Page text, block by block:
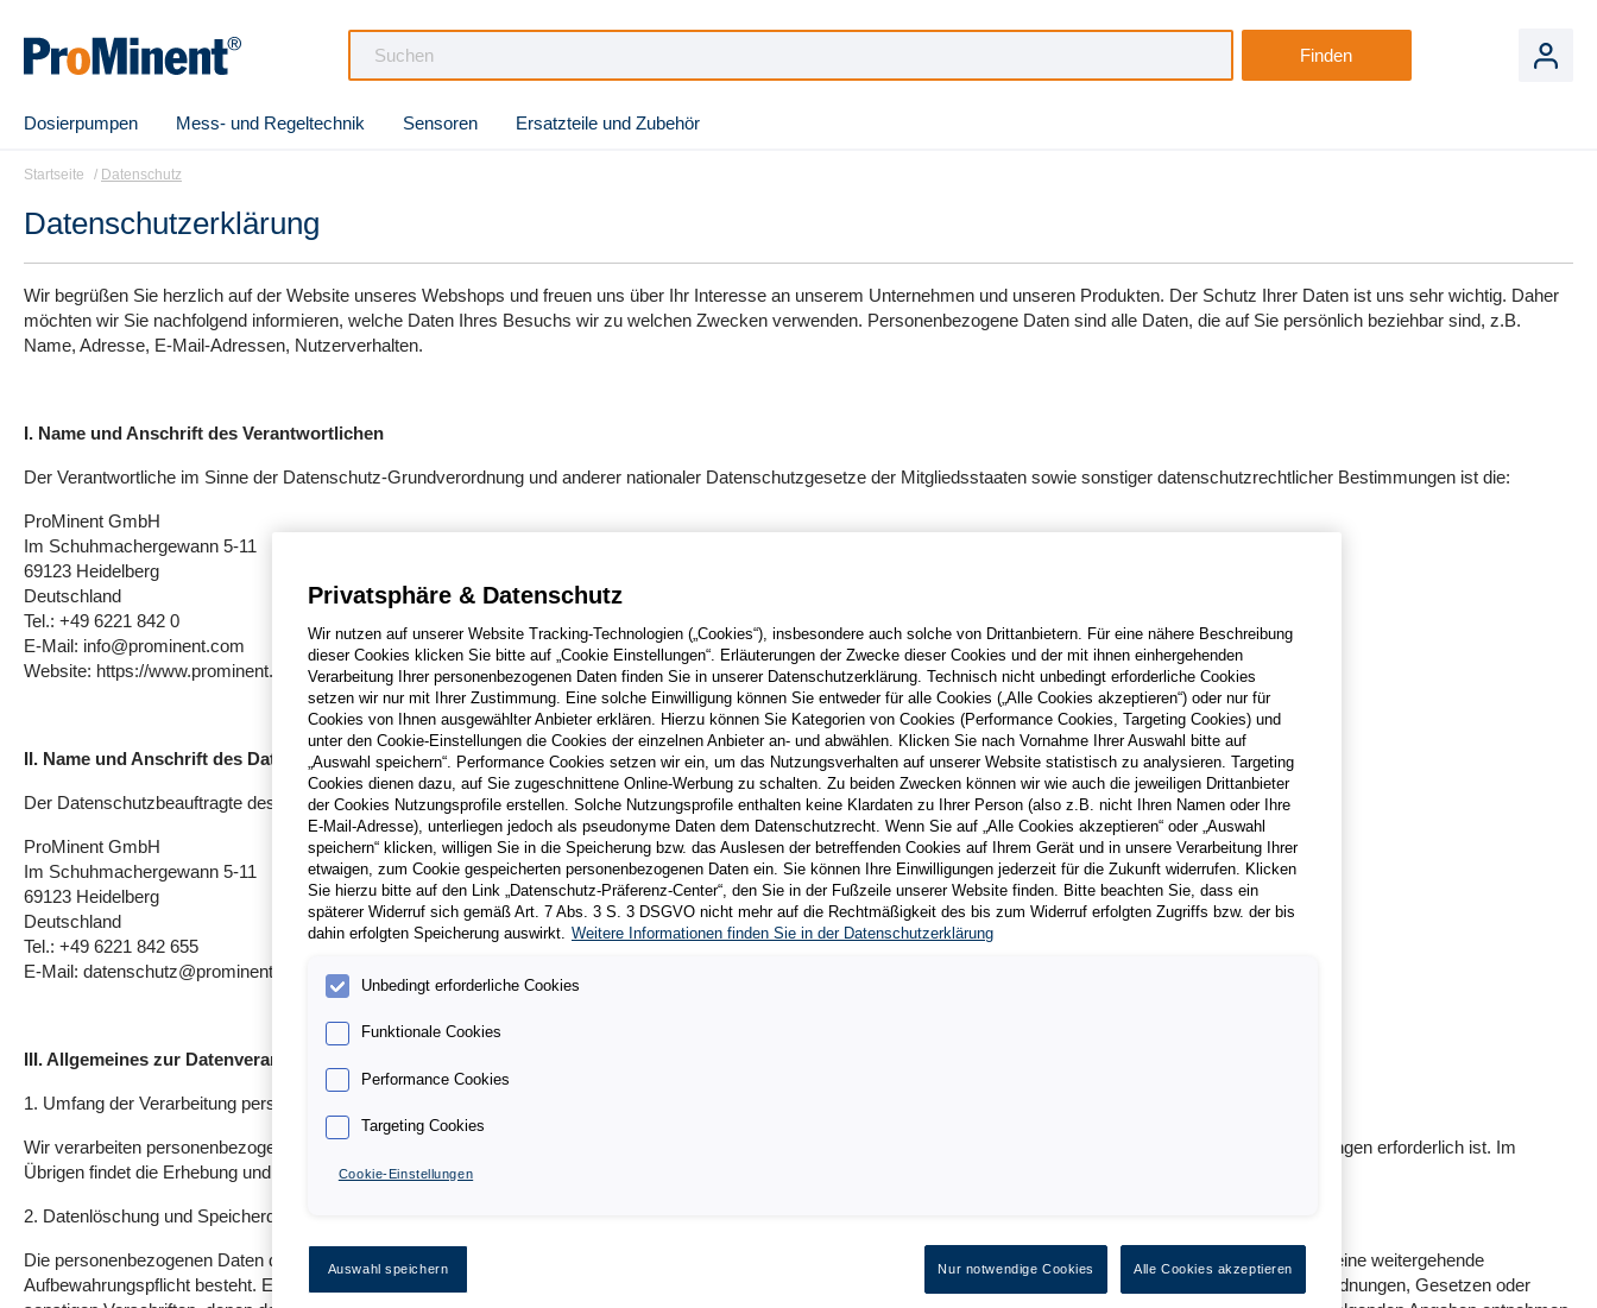
Zur Hauptnavigation springen
Finden
Dosierpumpen Mess- und Regeltechnik Sensoren Ersatzteile und Zubehör
Startseite Datenschutz
Datenschutzerklärung
Wir begrüßen Sie herzlich auf der Website unseres Webshops und freuen uns über Ihr Interesse an unserem Unternehmen und unseren Produkten. Der Schutz Ihrer Daten ist uns sehr wichtig. Daher
möchten wir Sie nachfolgend informieren, welche Daten Ihres Besuchs wir zu welchen Zwecken verwenden. Personenbezogene Daten sind alle Daten, die auf Sie persönlich beziehbar sind, z.B.
Name, Adresse, E-Mail-Adressen, Nutzerverhalten.
I. Name und Anschrift des Verantwortlichen
Der Verantwortliche im Sinne der Datenschutz-Grundverordnung und anderer nationaler Datenschutzgesetze der Mitgliedsstaaten sowie sonstiger datenschutzrechtlicher Bestimmungen ist die:
ProMinent GmbH
Im Schuhmachergewann 5-11
69123 Heidelberg
Deutschland
Tel.: +49 6221 842 0
E-Mail: info@prominent.com
Website: https://www.prominent.com
II. Name und Anschrift des Datenschutzbeauftragten
Der Datenschutzbeauftragte des Verantwortlichen ist zu erreichen unter:
ProMinent GmbH
Im Schuhmachergewann 5-11
69123 Heidelberg
Deutschland
Tel.: +49 6221 842 655
E-Mail: datenschutz@prominent.com
III. Allgemeines zur Datenverarbeitung
1. Umfang der Verarbeitung personenbezogener Daten
Wir verarbeiten personenbezogene Daten unserer Nutzer grundsätzlich nur, soweit dies zur Bereitstellung einer funktionsfähigen Website sowie unserer Inhalte und Leistungen erforderlich ist. Im
Übrigen findet die Erhebung und Verwendung personenbezogener Daten unserer Nutzer nur nach Einwilligung des Nutzers statt.
2. Datenlöschung und Speicherdauer
Die personenbezogenen Daten der betroffenen Person werden gelöscht oder gesperrt, sobald die Daten für den Zweck der Speicherung nicht mehr erforderlich sind und keine weitergehende
Aufbewahrungspflicht besteht. Eine Speicherung kann darüber hinaus erfolgen, wenn dies durch den europäischen oder nationalen Gesetzgeber in unionsrechtlichen Verordnungen, Gesetzen oder
Privatsphäre & Datenschutz
Wir nutzen auf unserer Website Tracking-Technologien („Cookies“), insbesondere auch solche von Drittanbietern. Für eine nähere Beschreibung
dieser Cookies klicken Sie bitte auf „Cookie Einstellungen“. Erläuterungen der Zwecke dieser Cookies und der mit ihnen einhergehenden
Verarbeitung Ihrer personenbezogenen Daten finden Sie in unserer Datenschutzerklärung. Technisch nicht unbedingt erforderliche Cookies
setzen wir nur mit Ihrer Zustimmung. Eine solche Einwilligung können Sie entweder für alle Cookies („Alle Cookies akzeptieren“) oder nur für
Cookies von Ihnen ausgewählter Anbieter erklären. Hierzu können Sie Kategorien von Cookies (Performance Cookies, Targeting Cookies) und
unter den Cookie-Einstellungen die Cookies der einzelnen Anbieter an- und abwählen. Klicken Sie nach Vornahme Ihrer Auswahl bitte auf
„Auswahl speichern“. Performance Cookies setzen wir ein, um das Nutzungsverhalten auf unserer Website statistisch zu analysieren. Targeting
Cookies dienen dazu, auf Sie zugeschnittene Online-Werbung zu schalten. Zu beiden Zwecken können wir wie auch die jeweiligen Drittanbieter
der Cookies Nutzungsprofile erstellen. Solche Nutzungsprofile enthalten keine Klardaten zu Ihrer Person (also z.B. nicht Ihren Namen oder Ihre
E-Mail-Adresse), unterliegen jedoch als pseudonyme Daten dem Datenschutzrecht. Wenn Sie auf „Alle Cookies akzeptieren“ oder „Auswahl
speichern“ klicken, willigen Sie in die Speicherung bzw. das Auslesen der betreffenden Cookies auf Ihrem Gerät und in unsere Verarbeitung Ihrer
etwaigen, zum Cookie gespeicherten personenbezogenen Daten ein. Sie können Ihre Einwilligungen jederzeit für die Zukunft widerrufen. Klicken
Sie hierzu bitte auf den Link „Datenschutz-Präferenz-Center“, den Sie in der Fußzeile unserer Website finden. Bitte beachten Sie, dass ein
späterer Widerruf sich gemäß Art. 7 Abs. 3 S. 3 DSGVO nicht mehr auf die Rechtmäßigkeit des bis zum Widerruf erfolgten Zugriffs bzw. der bis
dahin erfolgten Speicherung auswirkt. Weitere Informationen finden Sie in der Datenschutzerklärung
Unbedingt erforderliche Cookies
Funktionale Cookies
Performance Cookies
Targeting Cookies
Cookie-Einstellungen
Auswahl speichern Nur notwendige Cookies Alle Cookies akzeptieren